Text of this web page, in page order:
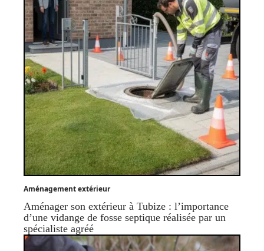
Aménagement extérieur
Aménager son extérieur à Tubize : l’importance
d’une vidange de fosse septique réalisée par un
spécialiste agréé